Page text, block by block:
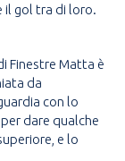
il gol tra di loro.
Finestre Matta è
da
con lo
dare qualche
e lo